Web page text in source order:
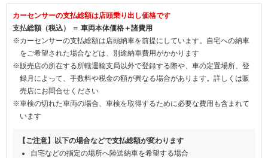
カーセンサーの支払総額は店頭乗り出し価格です
支払総額（税込） ＝ 車両本体価格＋諸費用
※カーセンサーの支払総額は店頭納車を前提にしています。自宅への納車
をご希望された場合などは、別途納車費用がかかります
※販売店の所在する所轄運輸支局以外で登録する際や、車の定置場所、登
録月によって、手数料や税金の額が異なる場合があります。詳しくは販
売店にお問合せください
※車検の切れた車両の場合、車検を取得するために必要な費用も含まれて
います
【ご注意】以下の場合などで支払総額が変わります
自宅などの指定の場所へ陸送納車を希望する場合